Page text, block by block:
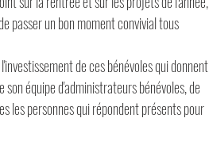
passer un bon moment convivial tous
de ces bénévoles qui donnent
équipe d'administrateurs bénévoles, de
les personnes qui répondent présents pour